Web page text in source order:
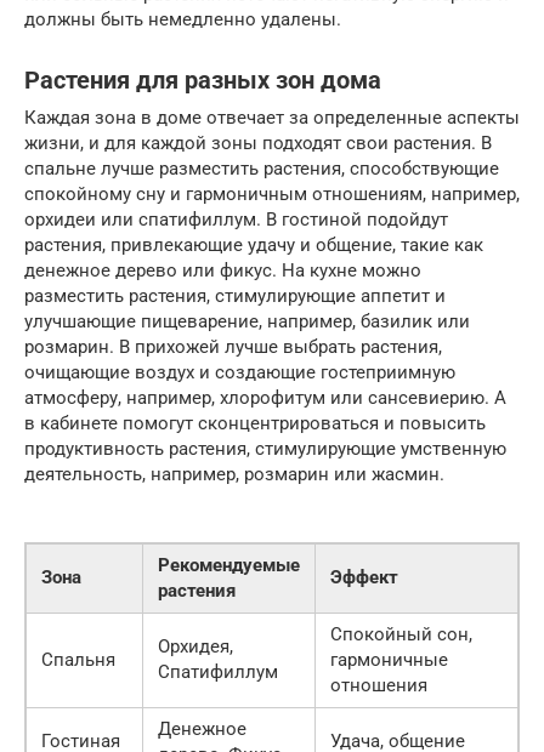
должны быть немедленно удалены.
Растения для разных зон дома
Каждая зона в доме отвечает за определенные аспекты
жизни, и для каждой зоны подходят свои растения. В
спальне лучше разместить растения, способствующие
спокойному сну и гармоничным отношениям, например,
орхидеи или спатифиллум. В гостиной подойдут
растения, привлекающие удачу и общение, такие как
денежное дерево или фикус. На кухне можно
разместить растения, стимулирующие аппетит и
улучшающие пищеварение, например, базилик или
розмарин. В прихожей лучше выбрать растения,
очищающие воздух и создающие гостеприимную
атмосферу, например, хлорофитум или сансевиерию. А
в кабинете помогут сконцентрироваться и повысить
продуктивность растения, стимулирующие умственную
деятельность, например, розмарин или жасмин.
Зона
Рекомендуемые
растения
Эффект
Спальня
Орхидея,
Спатифиллум
Спокойный сон,
гармоничные
отношения
Гостиная
Денежное
Удача, общение